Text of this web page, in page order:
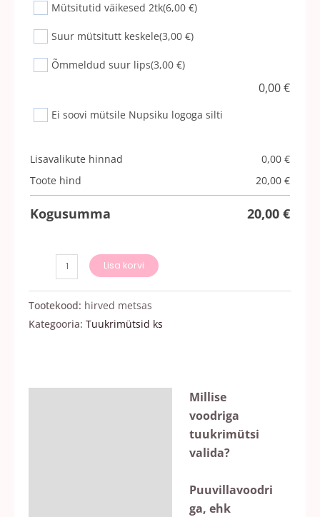
Mütsitutid väikesed 2tk(6,00 €)
Suur mütsitutt keskele(3,00 €)
Õmmeldud suur lips(3,00 €)
0,00€
Ei soovi mütsile Nupsiku logoga silti
Lisavalikute hinnad 0,00 €
Toote hind
20,00 €
Kogusumma 20,00 €
Lisa korvi
Tootekood: hirved metsas
Kategooria: Tuukrimütsid ks
Millise
voodriga
tuukrimütsi
valida?
Puuvillavoodri
ga, ehk